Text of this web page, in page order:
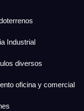
Industrial
diversos
oficina y comercial